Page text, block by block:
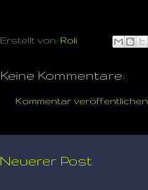
Erstellt von: Roli
Keine Kommentare:
Kommentar veröffentlichen
Neuerer Post